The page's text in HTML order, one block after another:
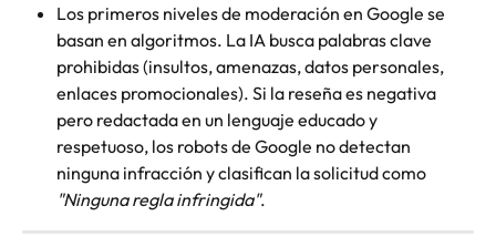
Los primeros niveles de moderación en Google se
basan en algoritmos. La IA busca palabras clave
prohibidas (insultos, amenazas, datos personales,
enlaces promocionales). Si la reseña es negativa
pero redactada en un lenguaje educado y
respetuoso, los robots de Google no detectan
ninguna infracción y clasifican la solicitud como
"Ninguna regla infringida".